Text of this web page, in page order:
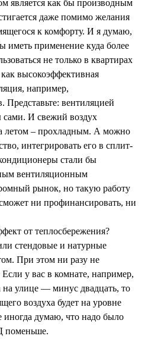
является как бы производным
даже помимо желания
к комфорту. И я думаю,
иметь применение куда более
не только в квартирах
высокоэффективная
например,
вентиляцией
сами. И свежий воздух
летом – прохладным. А можно
интегрировать его в сплит-
стали бы
вентиляционным
рынок, но такую работу
ни профинансировать, ни
от теплосбережения?
стендовые и натурные
При этом ни разу не
у вас в комнате, например,
на улице — минус двадцать, то
воздуха будет на уровне
думаю, что надо было
поменьше.